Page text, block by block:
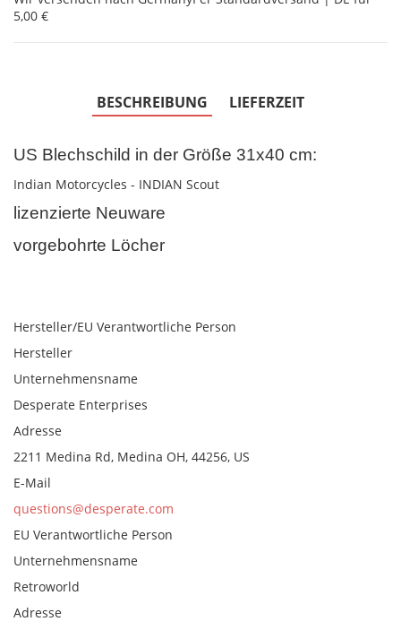
5,00 €
BESCHREIBUNG LIEFERZEIT
US Blechschild in der Größe 31x40 cm:
Indian Motorcycles - INDIAN Scout
lizenzierte Neuware
vorgebohrte Löcher
Hersteller/EU Verantwortliche Person
Hersteller
Unternehmensname
Desperate Enterprises
Adresse
2211 Medina Rd, Medina OH, 44256, US
E-Mail
questions@desperate.com
EU Verantwortliche Person
Unternehmensname
Retroworld
Adresse